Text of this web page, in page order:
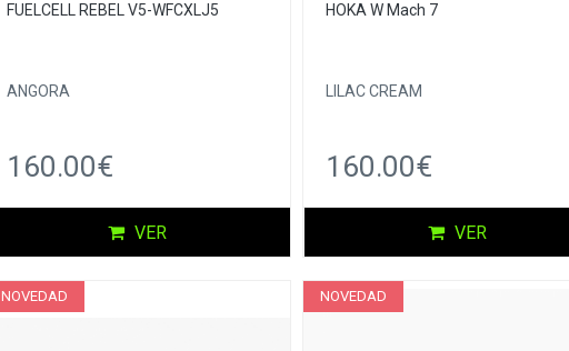
FUELCELL REBEL V5-WFCXLJ5
ANGORA
160.00€
VER
HOKA W Mach 7
LILAC CREAM
160.00€
VER
NOVEDAD NOVEDAD